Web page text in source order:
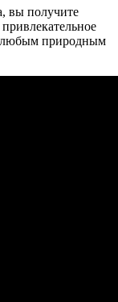
вы получите
любым природным